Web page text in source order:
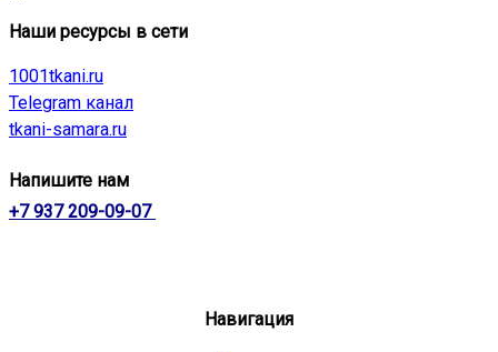
Наши ресурсы в сети
1001tkani.ru
Telegram канал
tkani-samara.ru
Напишите нам
+7 937 209-09-07
Навигация